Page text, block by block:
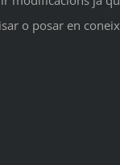
o posar en